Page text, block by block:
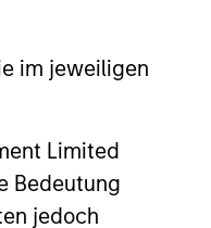
im jeweiligen
Limited
Bedeutung
jedoch